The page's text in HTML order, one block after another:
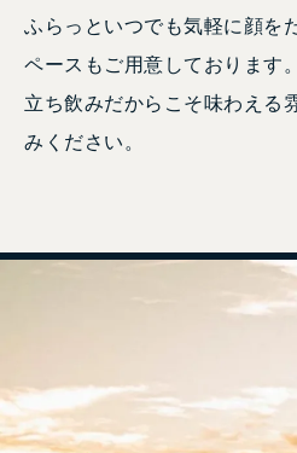
ふらっといつでも気軽に顔を
ペースもご用意しております。
立ち飲みだからこそ味わえる
みください。